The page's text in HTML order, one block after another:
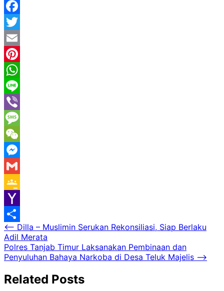
Facebook
Twitter
Email
Pinterest
WhatsApp
Line
Viber
Message
WeChat
Messenger
Gmail
Google
Classroom
Yahoo
Mail
Share
Navigasi
pos
⟵ Dilla – Muslimin Serukan Rekonsiliasi, Siap Berlaku
Adil Merata
Polres Tanjab Timur Laksanakan Pembinaan dan
Penyuluhan Bahaya Narkoba di Desa Teluk Majelis ⟶
Related Posts